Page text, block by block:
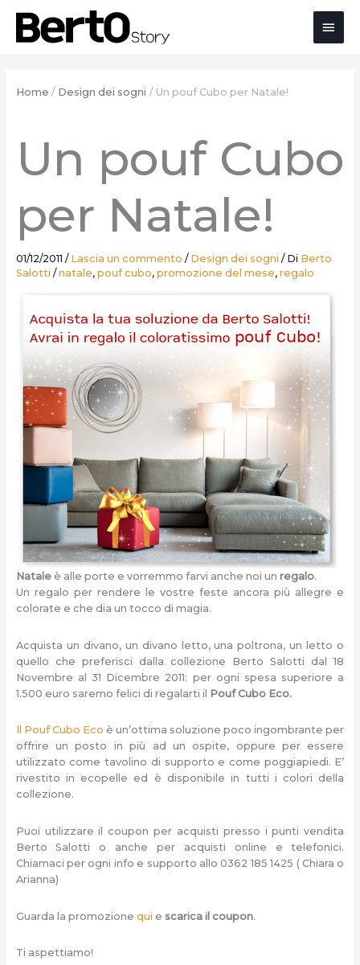
contenuto
navigazione
contenuto
Home Design dei sogni Un pouf Cubo per Natale!
Un pouf Cubo
per Natale!
01/12/2011 / Lascia un commento / Design dei sogni / Di Berto
Salotti /natale, pouf cubo, promozione del mese, regalo
Nataleè alle porte e vorremmo farvi anche noi un regalo.
Un regalo per rendere le vostre feste ancora più allegre e
colorate e che dia un tocco di magia.
Acquista un divano, un divano letto, una poltrona, un letto o
quello che preferisci dalla collezione Berto Salotti dal 18
Novembre al 31 Dicembre 2011: per ogni spesa superiore a
1.500 euro saremo felici di regalarti il Pouf Cubo Eco.
Il Pouf Cubo Eco è un’ottima soluzione poco ingombrante per
offrire un posto in più ad un ospite, oppure per essere
utilizzato come tavolino di supporto e come poggiapiedi. E’
rivestito in ecopelle ed è disponibile in tutti i colori della
collezione.
Puoi utilizzare il coupon per acquisti presso i punti vendita
Berto Salotti o anche per acquisti online e telefonici.
Chiamaci per ogni info e supporto allo 0362 185 1425 ( Chiara o
Arianna)
Guarda la promozione qui e scarica il coupon.
Ti aspettiamo!